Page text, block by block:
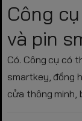
Công
và pin
Có. Công cụ có
smartkey, đồng
cửa thông minh,